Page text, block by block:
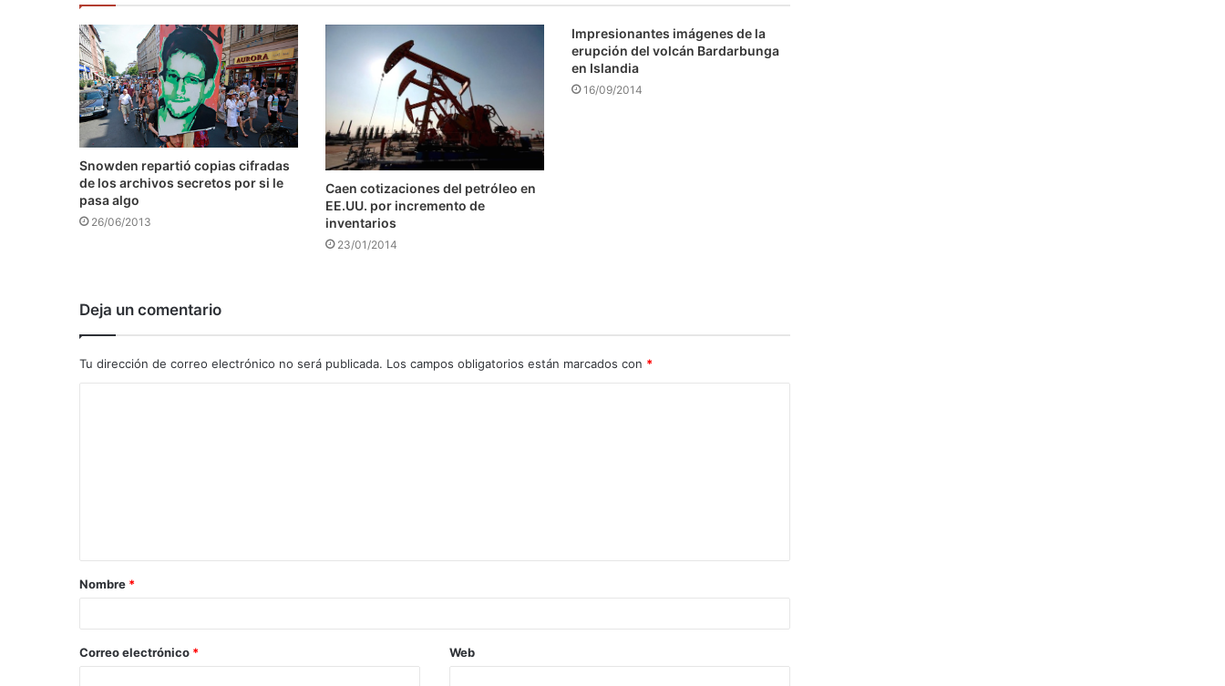
Snowden repartió copias cifradas
de los archivos secretos por si le
pasa algo
26/06/2013
Caen cotizaciones del petróleo en
EE.UU. por incremento de
inventarios
23/01/2014
Impresionantes imágenes de la
erupción del volcán Bardarbunga
en Islandia
16/09/2014
Deja un comentario
Tu dirección de correo electrónico no será publicada. Los campos obligatorios están marcados con *
a
r
*
Nombre *
Correo electrónico * Web